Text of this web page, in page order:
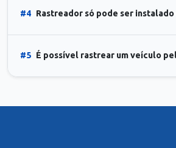
#4 Rastreador só pode ser instalado
#5 É possível rastrear um veículo